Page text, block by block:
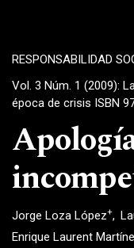
RESPONSABILIDAD
Vol. 3 Núm. 1 (2009):
época de crisis ISBN
Jorge Loza López+
Enrique Laurent